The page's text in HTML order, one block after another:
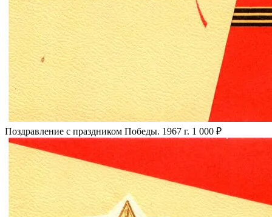
Поздравление с праздником Победы. 1967 г. 1 000 ₽